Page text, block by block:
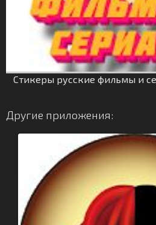
Стикеры русские фильмы и
Другие приложения: